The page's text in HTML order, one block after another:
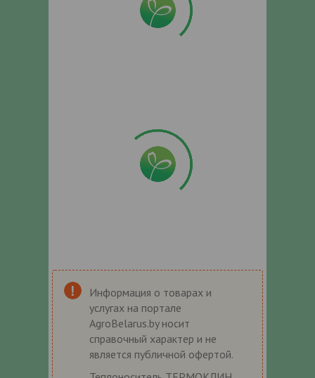
Информация о товарах и
услугах на портале
AgroBelarus.by носит
справочный характер и не
является публичной офертой.